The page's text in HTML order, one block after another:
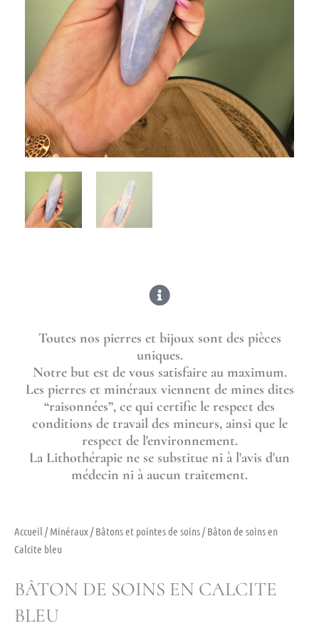
Accueil /Minéraux/Bâtons et pointes de soins/ Bâton de soins en
Calcite bleu
BÂTON DE SOINS EN CALCITE
BLEU
Toutes nos pierres et bijoux sont des pièces
uniques.
Notre but est de vous satisfaire au maximum.
Les pierres et minéraux viennent de mines dites
“raisonnées”, ce qui certifie le respect des
conditions de travail des mineurs, ainsi que le
respect de l'environnement.
La Lithothérapie ne se substitue ni à l'avis d'un
médecin ni à aucun traitement.